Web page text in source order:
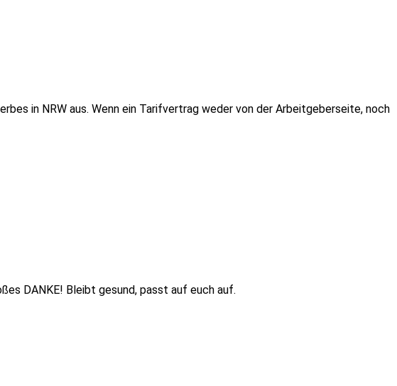
in NRW aus. Wenn ein Tarifvertrag weder von der Arbeitgeberseite, noch
DANKE! Bleibt gesund, passt auf euch auf.